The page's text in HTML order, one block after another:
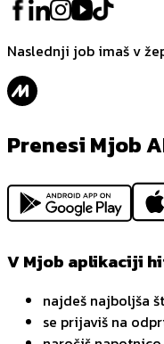
Naslednji job imaš v
Prenesi Mjob
V Mjob aplikaciji
najdeš najboljša
se prijaviš na